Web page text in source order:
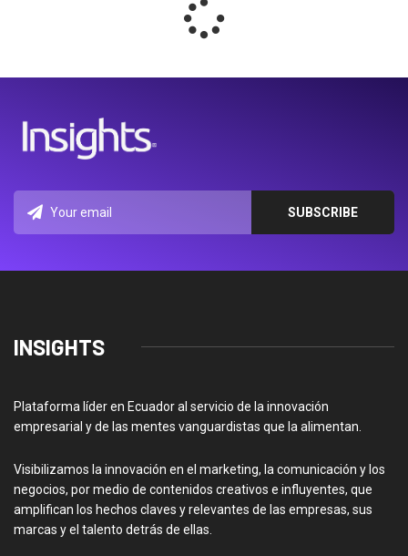
INSIGHTS
Plataforma líder en Ecuador al servicio de la innovación
empresarial y de las mentes vanguardistas que la alimentan.
Visibilizamos la innovación en el marketing, la comunicación y los
negocios, por medio de contenidos creativos e influyentes, que
amplifican los hechos claves y relevantes de las empresas, sus
marcas y el talento detrás de ellas.